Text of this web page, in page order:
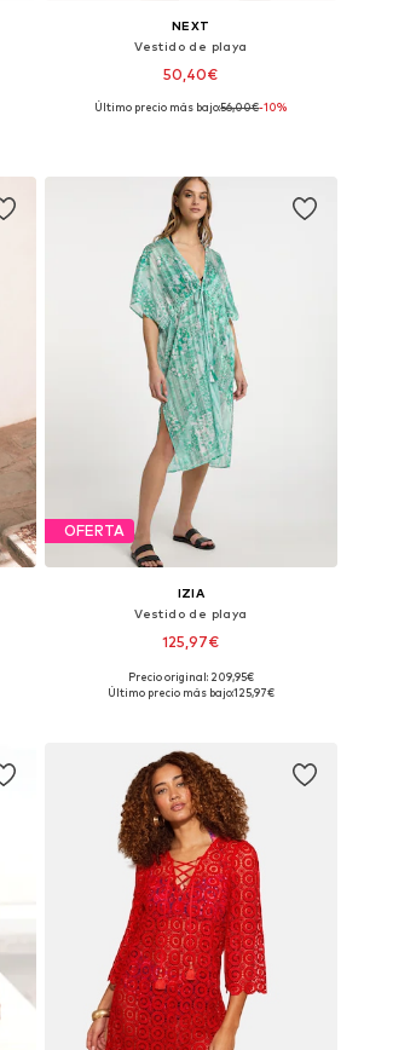
NEXT
Vestido de playa
50,40€
+4
Disponible en muchas tallas
Último precio más bajo:56,00€-10%
OFERTA
IZIA
Vestido de playa
125,97€
Tallas disponibles: 36, 38, 40
Precio original: 209,95€
Último precio más bajo:125,97€